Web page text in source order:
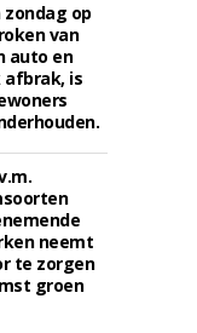
op
van
auto en
afbrak, is
neemt
te zorgen
groen